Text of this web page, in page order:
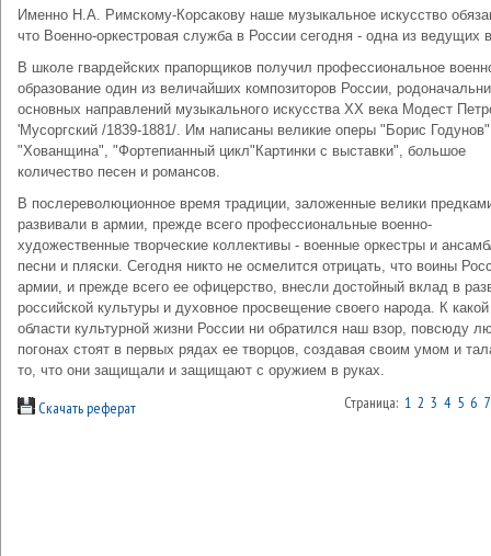
Именно Н.А. Римскому-Корсакову наше музыкальное искусство
что Военно-оркестровая служба в России сегодня - одна из ведущих
В школе гвардейских прапорщиков получил профессиональное
образование один из величайших композиторов России,
основных направлений музыкального искусства XX века Модест
'Мусоргский /1839-1881/. Им написаны великие оперы "Борис
"Хованщина", "Фортепианный цикл"Картинки с выставки", большое
количество песен и романсов.
В послереволюционное время традиции, заложенные велики
развивали в армии, прежде всего профессиональные военно-
художественные творческие коллективы - военные оркестры и
песни и пляски. Сегодня никто не осмелится отрицать, что воины
армии, и прежде всего ее офицерство, внесли достойный вклад в
российской культуры и духовное просвещение своего народа. К
области культурной жизни России ни обратился наш взор, пов­сюду
погонах стоят в первых рядах ее творцов, создавая своим умом и
то, что они защищали и защищают с оружием в руках.
Скачать реферат Страница: 1 2 3 4 5 6 7